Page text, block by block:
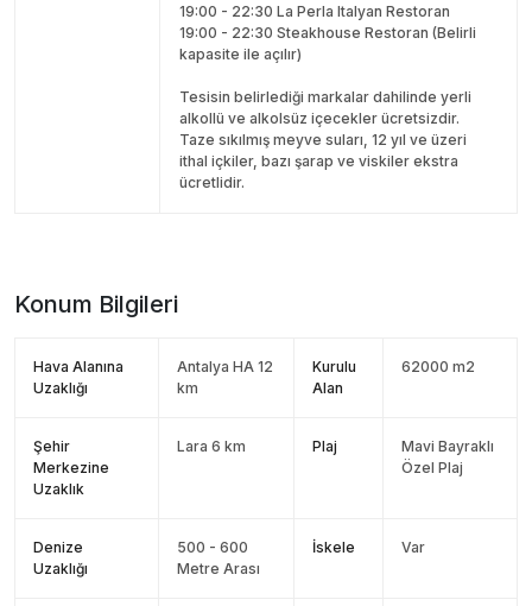
19:00 - 22:30 La Perla Italyan Restoran
19:00 - 22:30 Steakhouse Restoran (Belirli
kapasite ile açılır)
Tesisin belirlediği markalar dahilinde yerli
alkollü ve alkolsüz içecekler ücretsizdir.
Taze sıkılmış meyve suları, 12 yıl ve üzeri
ithal içkiler, bazı şarap ve viskiler ekstra
ücretlidir.
Konum Bilgileri
Hava Alanına
Uzaklığı
Antalya HA 12
km
Kurulu
Alan
62000 m2
Şehir
Merkezine
Uzaklık
Lara 6 km Plaj
Mavi Bayraklı
Özel Plaj
Denize
Uzaklığı
500 - 600
Metre Arası
İskele Var